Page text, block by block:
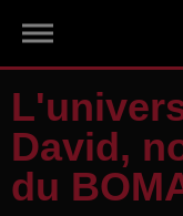
David,
du